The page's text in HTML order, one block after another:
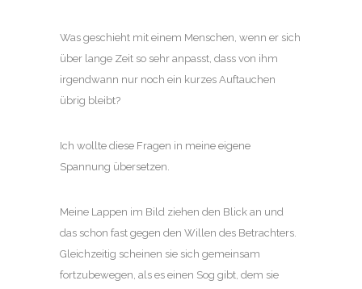
Was geschieht mit einem Menschen, wenn er sich
über lange Zeit so sehr anpasst, dass von ihm
irgendwann nur noch ein kurzes Auftauchen
übrig bleibt?
Ich wollte diese Fragen in meine eigene
Spannung übersetzen.
Meine Lappen im Bild ziehen den Blick an und
das schon fast gegen den Willen des Betrachters.
Gleichzeitig scheinen sie sich gemeinsam
fortzubewegen, als es einen Sog gibt, dem sie